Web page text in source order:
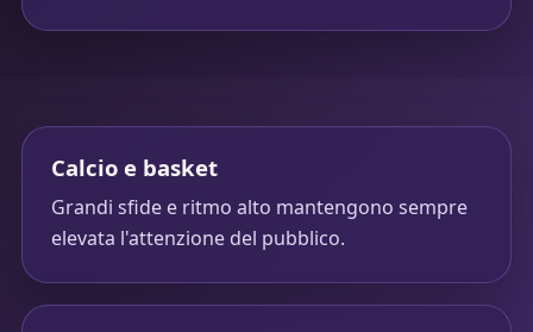
Calcio e basket
Grandi sfide e ritmo alto mantengono sempre
elevata l'attenzione del pubblico.